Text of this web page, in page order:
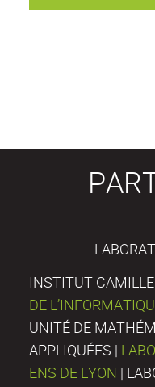
INSTITUT
DE
UNITÉ DE
APPLIQUÉES |
ENS DE LYON |